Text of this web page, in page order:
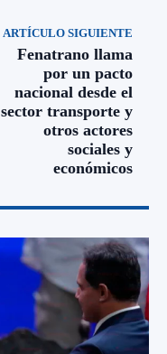
ARTÍCULO SIGUIENTE
Fenatrano llama
por un pacto
nacional desde el
sector transporte y
otros actores
sociales y
económicos